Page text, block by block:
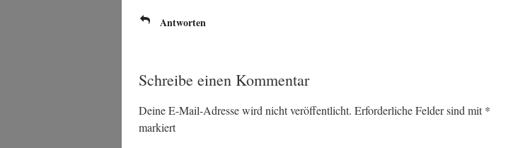
Antworten
Schreibe einen Kommentar
Deine E-Mail-Adresse wird nicht veröffentlicht. Erforderliche Felder sind mit*
markiert